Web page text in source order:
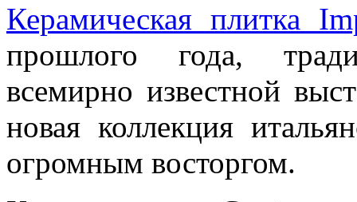
Керамическая плитка
прошлого года,
всемирно известной
новая коллекция
огромным восторгом.